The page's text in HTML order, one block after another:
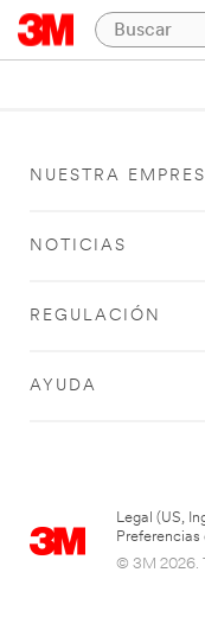
NUESTRA
NOTICIAS
REGULACIÓN
AYUDA
Legal (US,
Preferencias
© 3M 2026.